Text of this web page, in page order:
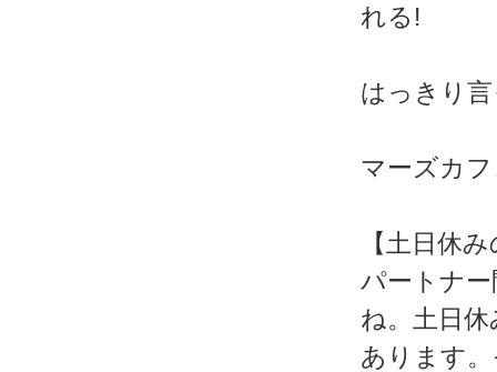
れる!
はっきり
マーズカ
【土日休
パートナ
ね。土日
あります